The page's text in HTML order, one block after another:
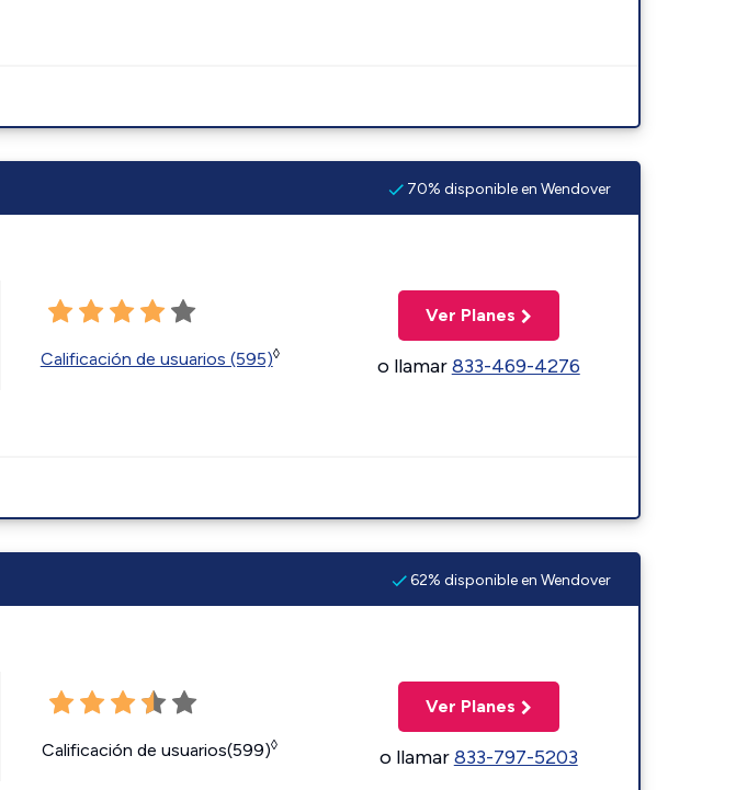
70% disponible en Wendover
Calificación de usuarios (595)◊
Ver Planes
o llamar833-469-4276
62% disponible en Wendover
Calificación de usuarios(599)◊
Ver Planes
o llamar833-797-5203